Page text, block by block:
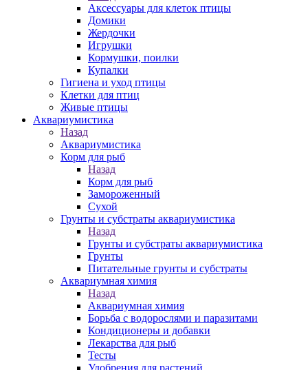
Аксессуары для клеток птицы
Домики
Жердочки
Игрушки
Кормушки, поилки
Купалки
Гигиена и уход птицы
Клетки для птиц
Живые птицы
Аквариумистика
Назад
Аквариумистика
Корм для рыб
Назад
Корм для рыб
Замороженный
Сухой
Грунты и субстраты аквариумистика
Назад
Грунты и субстраты аквариумистика
Грунты
Питательные грунты и субстраты
Аквариумная химия
Назад
Аквариумная химия
Борьба с водорослями и паразитами
Кондиционеры и добавки
Лекарства для рыб
Тесты
Удобрения для растений